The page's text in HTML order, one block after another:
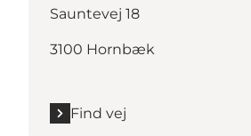
Sauntevej 18
3100 Hornbæk
Find vej